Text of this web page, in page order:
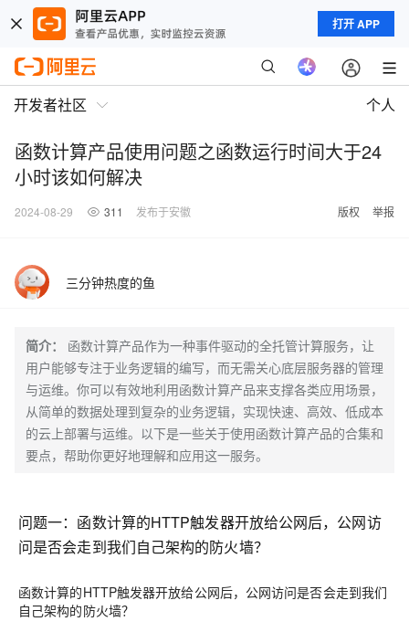
打开 APP
开发者社区 个人
函数计算产品使用问题之函数运行时间大于24
小时该如何解决
2024-08-29 311 发布于安徽 版权 举报
三分钟热度的鱼
简介：
函数计算产品作为一种事件驱动的全托管计算服务，让
用户能够专注于业务逻辑的编写，而无需关心底层服务器的管理
与运维。你可以有效地利用函数计算产品来支撑各类应用场景，
从简单的数据处理到复杂的业务逻辑，实现快速、高效、低成本
的云上部署与运维。以下是一些关于使用函数计算产品的合集和
要点，帮助你更好地理解和应用这一服务。
问题一：函数计算的HTTP触发器开放给公网后，公网访
问是否会走到我们自己架构的防火墙？
函数计算的HTTP触发器开放给公网后，公网访问是否会走到我们
自己架构的防火墙？